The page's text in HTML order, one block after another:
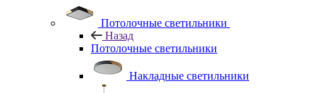
Потолочные светильники
Назад
Потолочные светильники
Накладные светильники